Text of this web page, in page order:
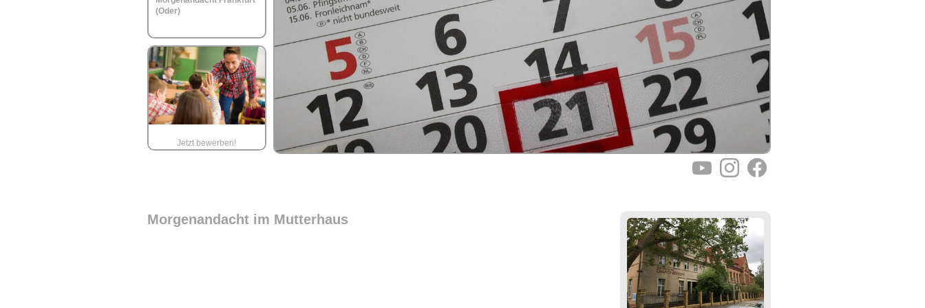
(Oder)
Jetzt bewerben!
YouTubeInstagramFacebook
Morgenandacht im Mutterhaus